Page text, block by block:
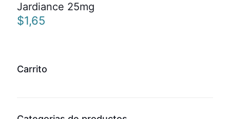
Jardiance 25mg
$1,65
Carrito